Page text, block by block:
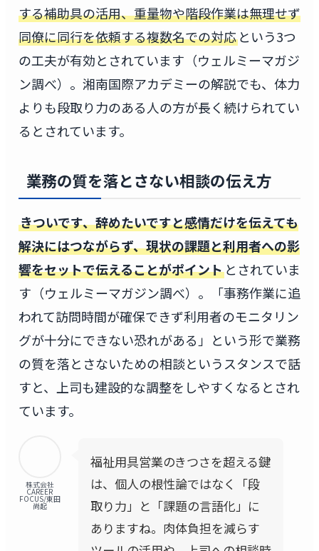
する補助具の活用、重量物や階段作業は無理せず
同僚に同行を依頼する複数名での対応という3つ
の工夫が有効とされています（ウェルミーマガジ
ン調べ）。湘南国際アカデミーの解説でも、体力
よりも段取り力のある人の方が長く続けられてい
るとされています。
業務の質を落とさない相談の伝え方
きついです、辞めたいですと感情だけを伝えても
解決にはつながらず、現状の課題と利用者への影
響をセットで伝えることがポイントとされていま
す（ウェルミーマガジン調べ）。「事務作業に追
われて訪問時間が確保できず利用者のモニタリン
グが十分にできない恐れがある」という形で業務
の質を落とさないための相談というスタンスで話
すと、上司も建設的な調整をしやすくなるとされ
ています。
株式会社
CAREER
FOCUS/東田
尚起
福祉用具営業のきつさを超える鍵
は、個人の根性論ではなく「段
取り力」と「課題の言語化」に
ありますね。肉体負担を減らす